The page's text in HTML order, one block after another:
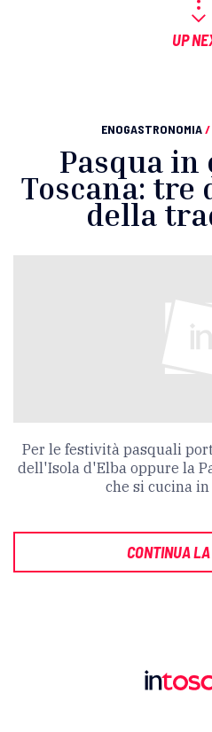
UP
ENOGASTRONOMIA/
Pasqua
Toscana:
della
Per le festività pasquali
dell'Isola d'Elba oppure la
che si cucina
CONTINUA